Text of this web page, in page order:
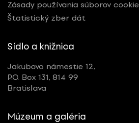
Zásady používania súborov cookie
Štatistický zber dát
Sídlo a knižnica
Jakubovo námestie 12,
P.O. Box 131, 814 99
Bratislava
Múzeum a galéria